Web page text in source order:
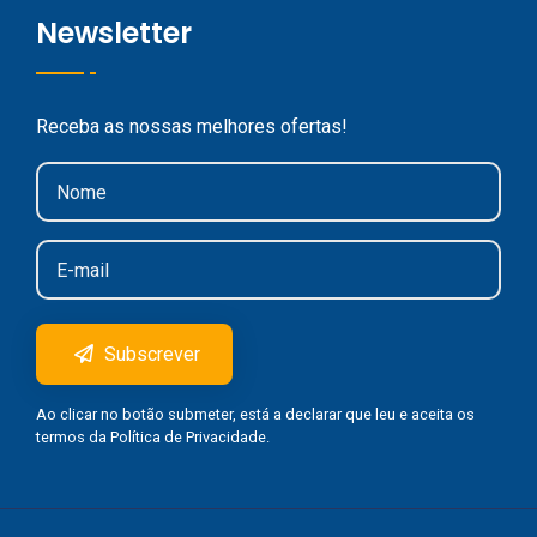
Newsletter
Receba as nossas melhores ofertas!
Subscrever
Ao clicar no botão submeter, está a declarar que leu e aceita os
termos da Política de Privacidade.